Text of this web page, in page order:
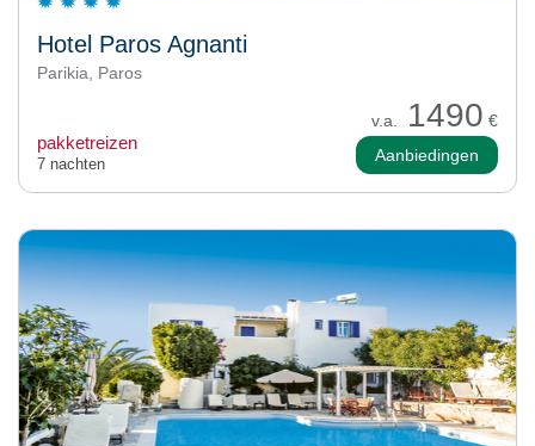
Hotel Paros Agnanti
Parikia, Paros
v.a. 1490 €
pakketreizen
7 nachten Aanbiedingen